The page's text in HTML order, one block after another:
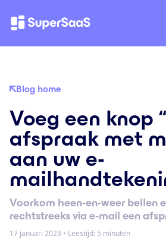
Blog home
Voeg een knop
afspraak met
aan uw e-
Voorkom heen-en-weer bellen
rechtstreeks via e-mail een
17 januari 2023 • Leestijd: 5 minuten